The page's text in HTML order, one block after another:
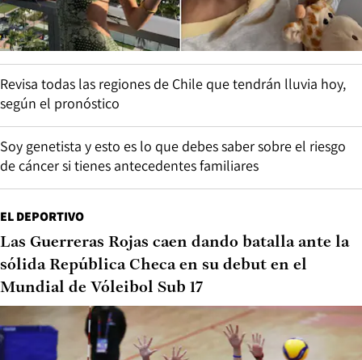
Revisa todas las regiones de Chile que tendrán lluvia hoy,
según el pronóstico
Soy genetista y esto es lo que debes saber sobre el riesgo
de cáncer si tienes antecedentes familiares
EL DEPORTIVO
Las Guerreras Rojas caen dando batalla ante la
sólida República Checa en su debut en el
Mundial de Vóleibol Sub 17